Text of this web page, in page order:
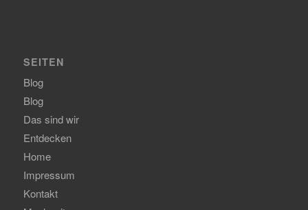
SEITEN
Blog
Blog
Das sind wir
Entdecken
Home
Impressum
Kontakt